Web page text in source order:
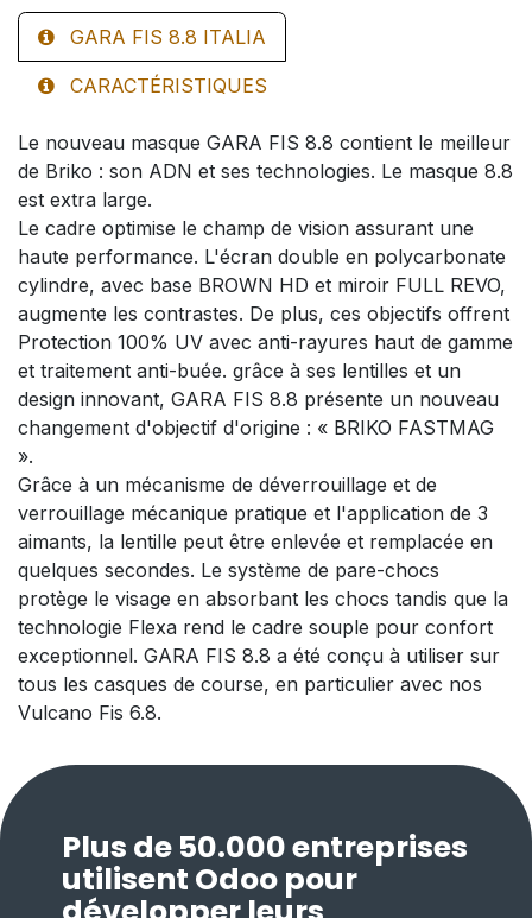
GARA FIS 8.8 ITALIA
CARACTÉRISTIQUES
Le nouveau masque GARA FIS 8.8 contient le meilleur
de Briko : son ADN et ses technologies. Le masque 8.8
est extra large.
Le cadre optimise le champ de vision assurant une
haute performance. L'écran double en polycarbonate
cylindre, avec base BROWN HD et miroir FULL REVO,
augmente les contrastes. De plus, ces objectifs offrent
Protection 100% UV avec anti-rayures haut de gamme
et traitement anti-buée. grâce à ses lentilles et un
design innovant, GARA FIS 8.8 présente un nouveau
changement d'objectif d'origine : « BRIKO FASTMAG
».
Grâce à un mécanisme de déverrouillage et de
verrouillage mécanique pratique et l'application de 3
aimants, la lentille peut être enlevée et remplacée en
quelques secondes. Le système de pare-chocs
protège le visage en absorbant les chocs tandis que la
technologie Flexa rend le cadre souple pour confort
exceptionnel. GARA FIS 8.8 a été conçu à utiliser sur
tous les casques de course, en particulier avec nos
Vulcano Fis 6.8.
Plus de 50.000 entreprises
utilisent Odoo pour